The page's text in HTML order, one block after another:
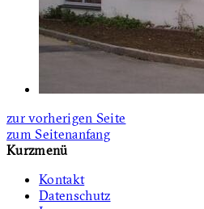
zur vorherigen Seite
zum Seitenanfang
Kurzmenü
Kontakt
Datenschutz